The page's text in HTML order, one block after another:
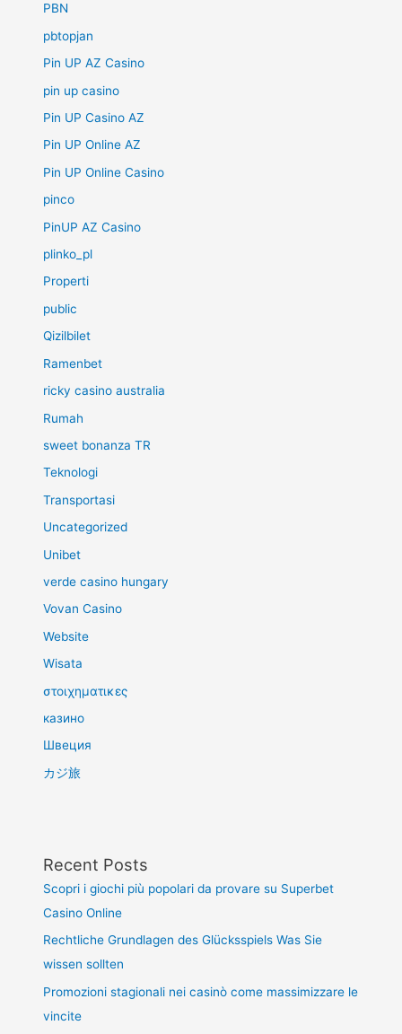
PBN
pbtopjan
Pin UP AZ Casino
pin up casino
Pin UP Casino AZ
Pin UP Online AZ
Pin UP Online Casino
pinco
PinUP AZ Casino
plinko_pl
Properti
public
Qizilbilet
Ramenbet
ricky casino australia
Rumah
sweet bonanza TR
Teknologi
Transportasi
Uncategorized
Unibet
verde casino hungary
Vovan Casino
Website
Wisata
στοιχηματικες
казино
Швеция
カジ旅
Recent Posts
Scopri i giochi più popolari da provare su Superbet
Casino Online
Rechtliche Grundlagen des Glücksspiels Was Sie
wissen sollten
Promozioni stagionali nei casinò come massimizzare le
vincite